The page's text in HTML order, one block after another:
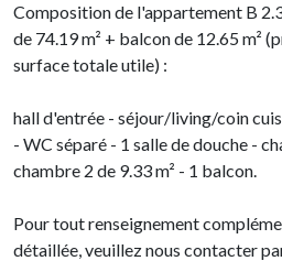
Composition de l'appartement B
de 74.19 m² + balcon de 12.65 m²
surface totale utile) :
hall d'entrée - séjour/living/coin
- WC séparé - 1 salle de douche -
chambre 2 de 9.33 m² - 1 balcon.
Pour tout renseignement
détaillée, veuillez nous contacter